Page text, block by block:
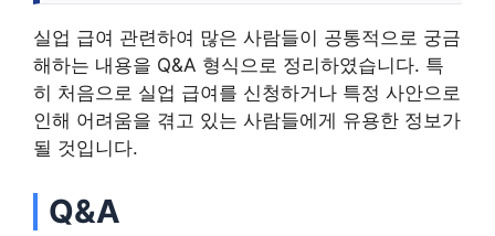
실업 급여 관련하여 많은 사람들이 공통적으로 궁금
해하는 내용을 Q&A 형식으로 정리하였습니다. 특
히 처음으로 실업 급여를 신청하거나 특정 사안으로
인해 어려움을 겪고 있는 사람들에게 유용한 정보가
될 것입니다.
Q&A